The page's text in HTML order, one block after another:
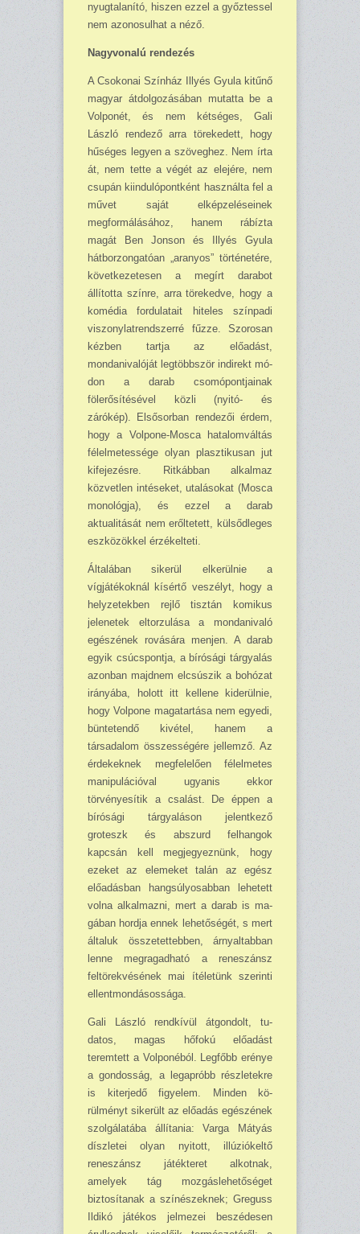
nyugtalanító, hiszen ezzel a győztessel
nem azo­nosulhat a néző.
Nagyvonalú rendezés
A Csokonai Színház Illyés Gyula kitűnő
magyar átdolgozásában mutatta be a
Volponét, és nem kétséges, Gali
László rendező arra töreke­dett, hogy
hűséges legyen a szöveghez. Nem írta
át, nem tette a végét az elejére, nem
csupán kiindulópontként használta fel a
művet saját elképzeléseinek
megformálásához, hanem rábízta
magát Ben Jonson és Illyés Gyula
hátborzongatóan „aranyos” történetére,
következetesen a megírt darabot
állította szín­re, arra törekedve, hogy a
komédia fordulatait hiteles színpadi
viszonylatrendszerré fűzze. Szorosan
kézben tart­ja az előadást,
mondanivaló­ját legtöbbször indirekt mó­
don a darab csomópontjainak
fölerősítésével közli (nyitó- és
zárókép). Elsősor­ban rendezői érdem,
hogy a Volpone-Mosca hatalomvál­tás
félelmetessége olyan plasztikusan jut
kifejezésre. Ritkábban alkalmaz
közvet­len intéseket, utalásokat (Mosca
monológja), és ezzel a darab
aktualitását nem erőltetett, külsőd­leges
eszkö­zökkel érzékelteti.
Általában sikerül elkerül­nie a
vígjátékoknál kísértő veszélyt, hogy a
helyzetekben rejlő tisztán komikus
jelene­tek eltorzulása a mondaniva­ló
egészének rovására men­jen. A darab
egyik csúcs­pontja, a bírósági tárgyalás
azonban majdnem elcsúszik a bohózat
irányába, holott itt kellene kiderülnie,
hogy Volpone magatartása nem egyedi,
büntetendő kivétel, hanem a
társadalom összes­ségére jellemző. Az
érdekek­nek megfelelően félelmetes
manipulációval ugyanis ek­kor
törvényesítik a csalást. De éppen a
bírósági tárgya­láson jelentkező
groteszk és abszurd felhangok
kapcsán kell megjegyeznünk, hogy
ezeket az elemeket talán az egész
előadásban hangsúlyo­sabban lehetett
volna alkal­mazni, mert a darab is ma­
gában hordja ennek lehetősé­gét, s mert
általuk összetet­tebben, árnyaltabban
lenne megragadható a reneszánsz
feltö­rekvésének mai ítéle­tünk szerinti
ellentmondásos­sága.
Gali László rendkívül átgondolt, tu­
datos, magas hőfokú előadást
teremtett a Volponéból. Leg­főbb erénye
a gondosság, a legapróbb részletekre
is ki­terjedő figyelem. Minden kö­
rülményt sikerült az előadás egészének
szolgálatába állí­tania: Varga Mátyás
díszle­tei olyan nyitott, illúziókeltő
reneszánsz játékteret alkot­nak,
amelyek tág mozgásle­hetőséget
biztosítanak a szí­nészeknek; Greguss
Ildikó játékos jelmezei beszédesen